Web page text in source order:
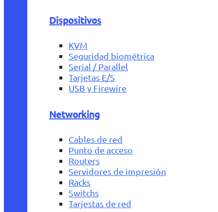
Dispositivos
KVM
Seguridad biométrica
Serial / Parallel
Tarjetas E/S
USB y Firewire
Networking
Cables de red
Punto de acceso
Routers
Servidores de impresión
Racks
Switchs
Tarjestas de red